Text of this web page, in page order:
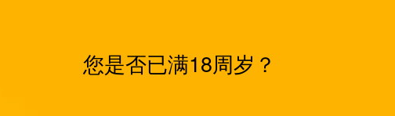
您是否已满18周岁？